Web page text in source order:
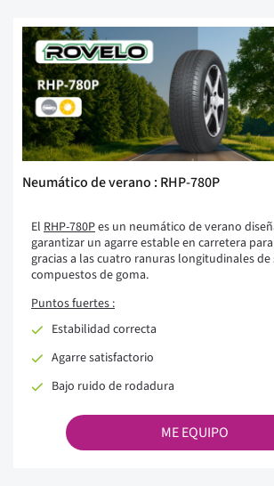
Neumático de verano : RHP-780P
El RHP-780Pes un neumático de verano
garantizar un agarre estable en carretera
gracias a las cuatro ranuras longitudinales de
compuestos de goma.
Puntos fuertes :
Estabilidad correcta
Agarre satisfactorio
Bajo ruido de rodadura
ME EQUIPO